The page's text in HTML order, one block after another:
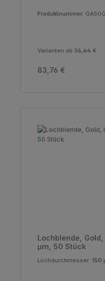
Produktnummer:
Varianten ab 36,64 €
Regulärer Preis:
83,76 €
Lochblende,
µm, 50 Stück
Lochdurchmesser: 150